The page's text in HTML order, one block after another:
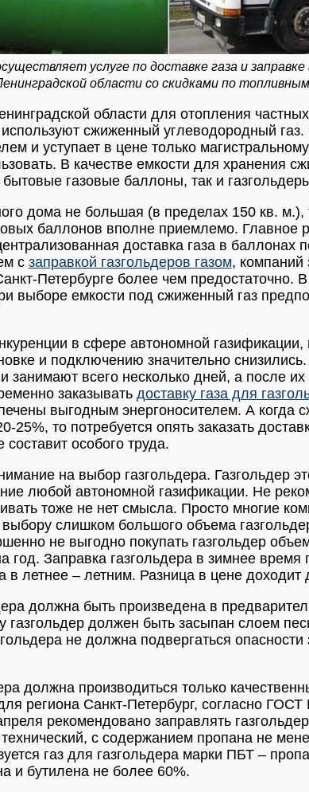
услуге по доставке газа и заправке
области со скидками по
области для отопления
используют сжиженный углеводородный
и уступает в цене только
В качестве емкости для хранения
газовые баллоны, так и
дома не большая (в пределах 150 кв. м.),
баллонов вполне приемлемо. Главное
доставка газа в баллонах
с заправкой газгольдеров газом, компаний
Петербурге более чем
выборе емкости под сжиженный газ
в сфере автономной
и подключению значительно
занимают всего несколько дней, а после
заказывать доставку газа для
выгодным энергоносителем. А когда
25%, то потребуется опять заказать
особого труда.
на выбор газгольдера. Газгольдер
любой автономной газификации. Не
тоже не нет смысла. Просто многие
выбору слишком большого объема
не выгодно покупать газгольдер
год. Заправка газгольдера в зимнее время
в летнее – летним. Разница в цене доходит
должна быть произведена в
газгольдер должен быть засыпан слоем
не должна подвергаться
должна производиться только
региона Санкт-Петербург, согласно
рекомендовано заправлять
с содержанием пропана не
газ для газгольдера марки ПБТ –
и бутилена не более 60%.